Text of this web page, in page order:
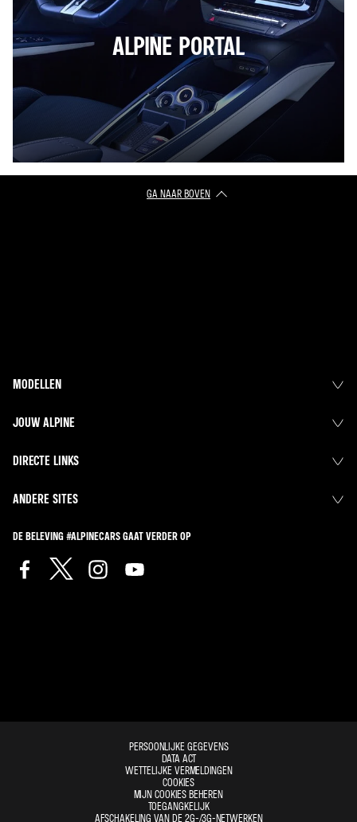
ALPINE PORTAL
GA NAAR BOVEN
MODELLEN
JOUW ALPINE
DIRECTE LINKS
ANDERE SITES
DE BELEVING #ALPINECARS GAAT VERDER OP
PERSOONLIJKE GEGEVENS
DATA ACT
WETTELIJKE VERMELDINGEN
COOKIES
MIJN COOKIES BEHEREN
TOEGANGKELIJK
AFSCHAKELING VAN DE 2G-/3G-NETWERKEN